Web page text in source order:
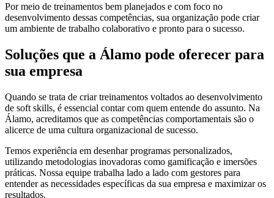
Por meio de treinamentos bem planejados e com foco no
desenvolvimento dessas competências, sua organização pode criar
um ambiente de trabalho colaborativo e pronto para o sucesso.
Soluções que a Álamo pode oferecer para
sua empresa
Quando se trata de criar treinamentos voltados ao desenvolvimento
de soft skills, é essencial contar com quem entende do assunto. Na
Álamo, acreditamos que as competências comportamentais são o
alicerce de uma cultura organizacional de sucesso.
Temos experiência em desenhar programas personalizados,
utilizando metodologias inovadoras como gamificação e imersões
práticas. Nossa equipe trabalha lado a lado com gestores para
entender as necessidades específicas da sua empresa e maximizar os
resultados.